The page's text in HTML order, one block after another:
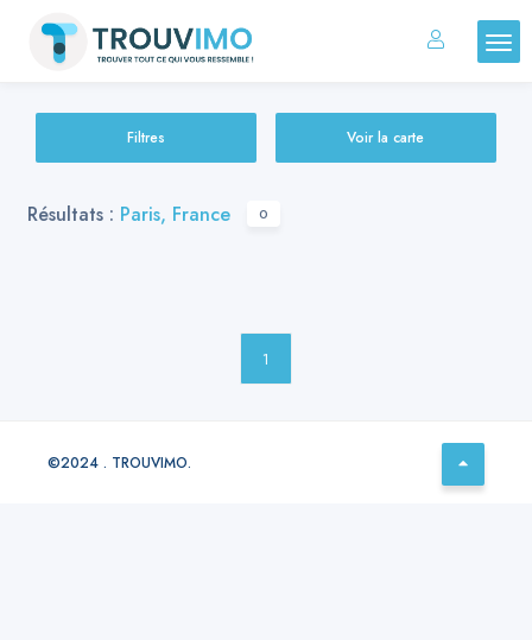
Filtres Voir la carte
Résultats : Paris, France 0
1
©2024 . TROUVIMO.